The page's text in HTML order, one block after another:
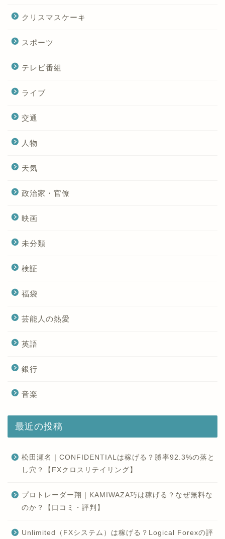
クリスマスケーキ
スポーツ
テレビ番組
ライブ
交通
人物
天気
政治家・官僚
映画
未分類
検証
福袋
芸能人の熱愛
英語
銀行
音楽
最近の投稿
松田瀬名｜CONFIDENTIALは稼げる？勝率92.3%の落と
し穴？【FXクロスリテイリング】
プロトレーダー翔｜KAMIWAZA巧は稼げる？なぜ無料な
のか？【口コミ・評判】
Unlimited（FXシステム）は稼げる？Logical Forexの評